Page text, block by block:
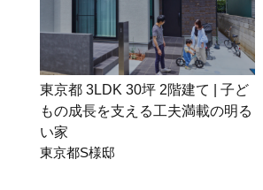
東京都 3LDK 30坪 2階建て | 子ど
もの成長を支える工夫満載の明る
い家
東京都S様邸